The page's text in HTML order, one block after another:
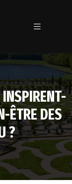
INSPIRENT-
ÊTRE DES
?